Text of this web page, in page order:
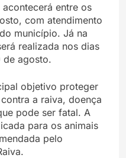
entre os
com atendimento
município. Já na
realizada nos dias
de agosto.
objetivo proteger
a raiva, doença
pode ser fatal. A
para os animais
pelo